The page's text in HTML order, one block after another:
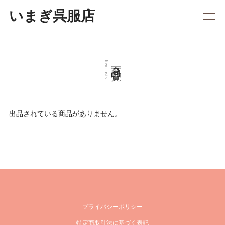
いまぎ呉服店
Item lists
出品されている商品がありません。
プライバシーポリシー
特定商取引法に基づく表記